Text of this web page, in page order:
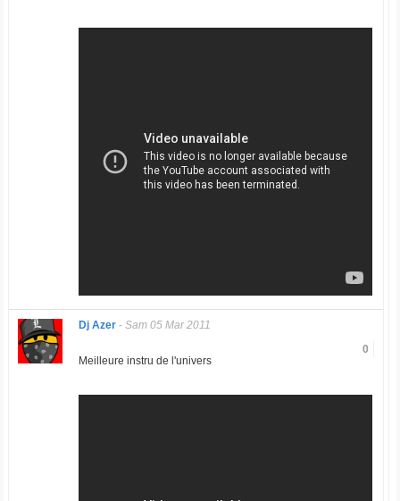
Dj Azer- Sam 05 Mar 2011
0
Meilleure instru de l'univers